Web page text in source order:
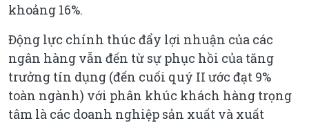
khoảng 16%.
Động lực chính thúc đẩy lợi nhuận của các
ngân hàng vẫn đến từ sự phục hồi của tăng
trưởng tín dụng (đến cuối quý II ước đạt 9%
toàn ngành) với phân khúc khách hàng trọng
tâm là các doanh nghiệp sản xuất và xuất